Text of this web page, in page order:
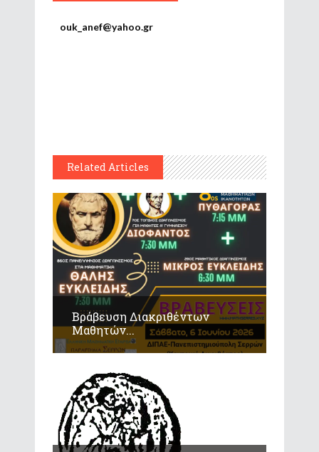
ouk_anef@yahoo.gr
Related Articles
Βράβευση Διακριθέντων
Μαθητών...